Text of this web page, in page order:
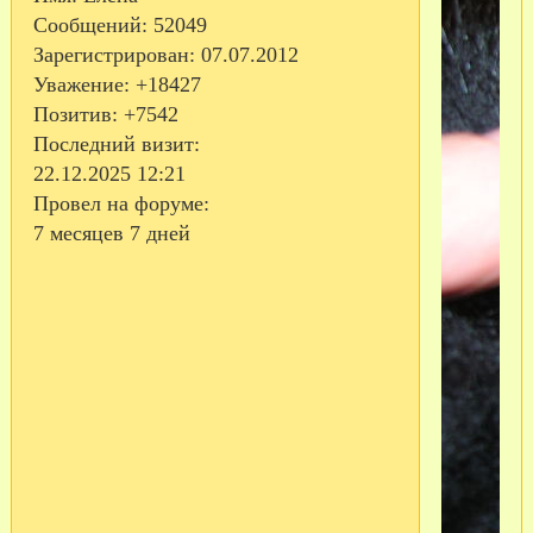
Сообщений: 52049
Зарегистрирован: 07.07.2012
Уважение: +18427
Позитив: +7542
Последний визит:
22.12.2025 12:21
Провел на форуме:
7 месяцев 7 дней